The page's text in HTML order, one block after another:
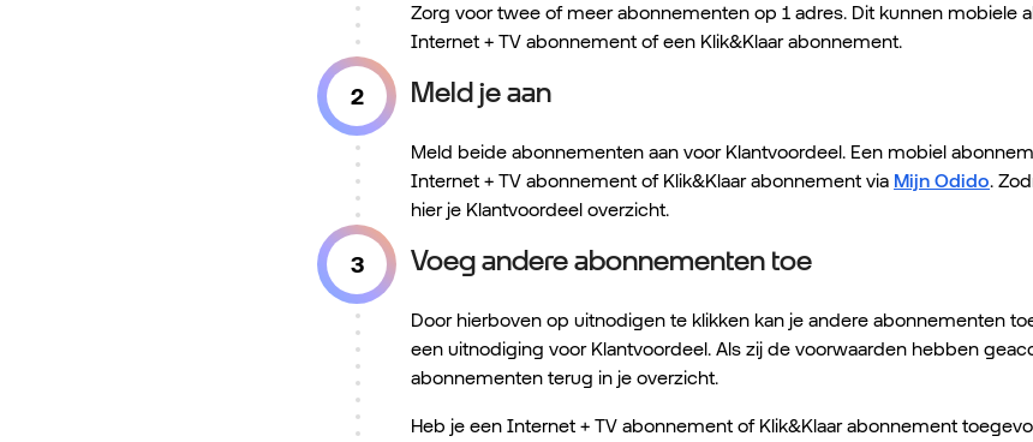
Zorg voor twee of meer abonnementen op 1 adres. Dit kunnen mobiele
Internet + TV abonnement of een Klik&Klaar abonnement.
Meld je aan
Meld beide abonnementen aan voor Klantvoordeel. Een mobiel
Internet + TV abonnement of Klik&Klaar abonnement via Mijn Odido.
hier je Klantvoordeel overzicht.
Voeg andere abonnementen toe
Door hierboven op uitnodigen te klikken kan je andere abonnementen
een uitnodiging voor Klantvoordeel. Als zij de voorwaarden hebben
abonnementen terug in je overzicht.
Heb je een Internet + TV abonnement of Klik&Klaar abonnement